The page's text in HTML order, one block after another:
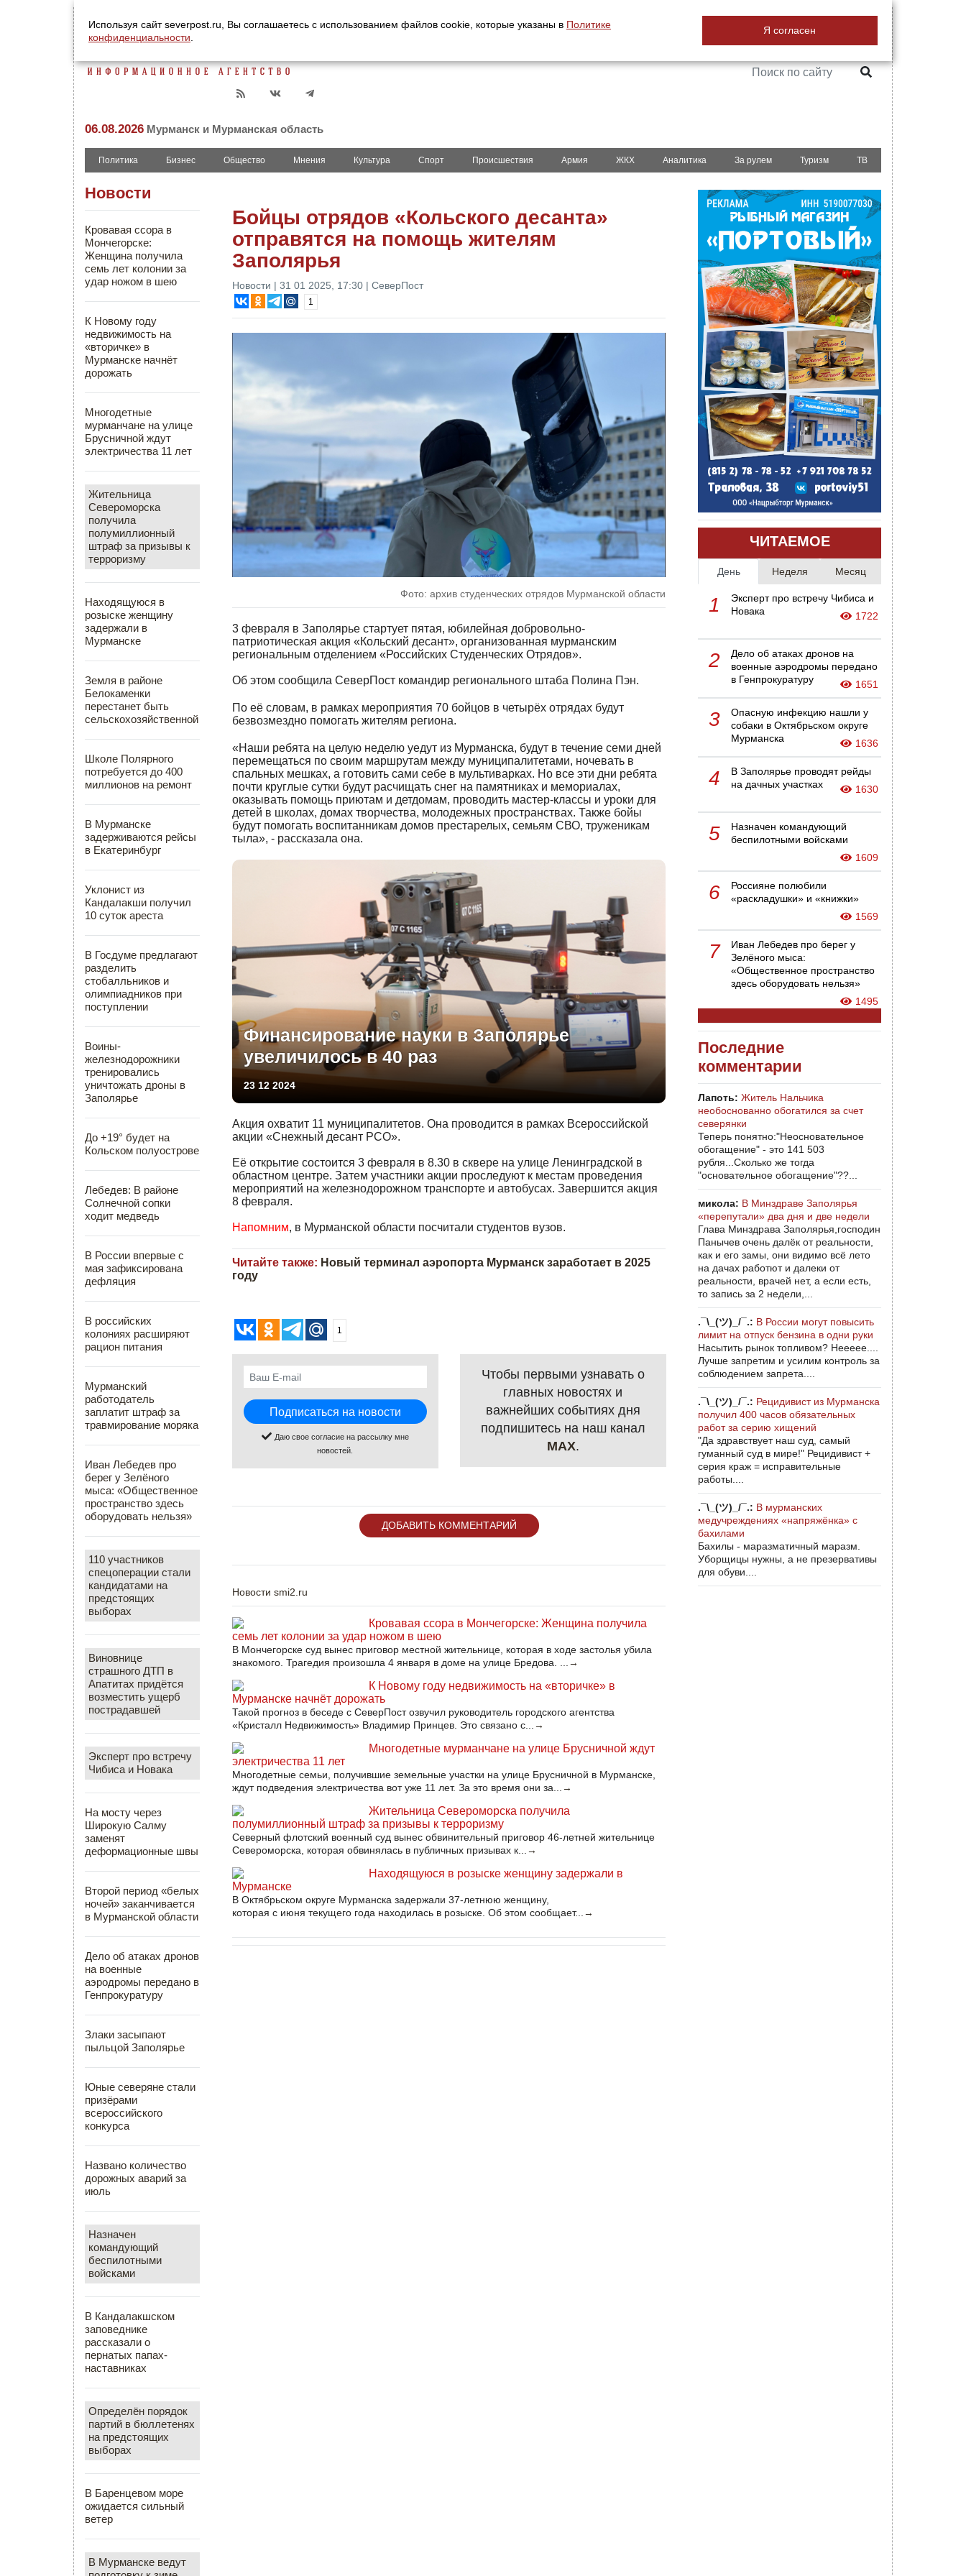
Используя сайт severpost.ru, Вы соглашаетесь с использованием файлов cookie, которые указаны в Политике
конфиденциальности
Я согласен
06.08.2026 Мурманск и Мурманская область
Политика Бизнес Общество Мнения Культура Спорт Происшествия Армия ЖКХ Аналитика За рулем Туризм ТВ
Новости
Кровавая ссора в
Мончегорске:
Женщина получила
семь лет колонии за
удар ножом в шею
К Новому году
недвижимость на
«вторичке» в
Мурманске начнёт
дорожать
Многодетные
мурманчане на улице
Брусничной ждут
электричества 11 лет
Жительница
Североморска
получила
полумиллионный
штраф за призывы к
терроризму
Находящуюся в
розыске женщину
задержали в
Мурманске
Земля в районе
Белокаменки
перестанет быть
сельскохозяйственной
Школе Полярного
потребуется до 400
миллионов на ремонт
В Мурманске
задерживаются рейсы
в Екатеринбург
Уклонист из
Кандалакши получил
10 суток ареста
В Госдуме предлагают
разделить
стобалльников и
олимпиадников при
поступлении
Воины-
железнодорожники
тренировались
уничтожать дроны в
Заполярье
До +19° будет на
Кольском полуострове
Лебедев: В районе
Солнечной сопки
ходит медведь
В России впервые с
мая зафиксирована
дефляция
В российских
колониях расширяют
рацион питания
Мурманский
работодатель
заплатит штраф за
травмирование моряка
Иван Лебедев про
берег у Зелёного
мыса: «Общественное
пространство здесь
оборудовать нельзя»
110 участников
спецоперации стали
кандидатами на
предстоящих
выборах
Виновнице
страшного ДТП в
Апатитах придётся
возместить ущерб
пострадавшей
Эксперт про встречу
Чибиса и Новака
На мосту через
Широкую Салму
заменят
деформационные швы
Второй период «белых
ночей» заканчивается
в Мурманской области
Дело об атаках дронов
на военные
аэродромы передано в
Генпрокуратуру
Злаки засыпают
пыльцой Заполярье
Юные северяне стали
призёрами
всероссийского
конкурса
Названо количество
дорожных аварий за
июль
Назначен
командующий
беспилотными
войсками
В Кандалакшском
заповеднике
рассказали о
пернатых папах-
наставниках
Определён порядок
партий в бюллетенях
на предстоящих
выборах
В Баренцевом море
ожидается сильный
ветер
В Мурманске ведут
Бойцы отрядов «Кольского десанта»
отправятся на помощь жителям
Заполярья
Новости | 31 01 2025, 17:30 | СеверПост
1
Фото: архив студенческих отрядов Мурманской области
3 февраля в Заполярье стартует пятая, юбилейная добровольно-
патриотическая акция «Кольский десант», организованная мурманским
региональным отделением «Российских Студенческих Отрядов».
Об этом сообщила СеверПост командир регионального штаба Полина Пэн.
По её словам, в рамках мероприятия 70 бойцов в четырёх отрядах будут
безвозмездно помогать жителям региона.
«Наши ребята на целую неделю уедут из Мурманска, будут в течение семи дней
перемещаться по своим маршрутам между муниципалитетами, ночевать в
спальных мешках, а готовить сами себе в мультиварках. Но все эти дни ребята
почти круглые сутки будут расчищать снег на памятниках и мемориалах,
оказывать помощь приютам и детдомам, проводить мастер-классы и уроки для
детей в школах, домах творчества, молодежных пространствах. Также бойы
будут помогать воспитанникам домов престарелых, семьям СВО, труженикам
тыла», - рассказала она.
Финансирование науки в Заполярье
увеличилось в 40 раз
23 12 2024
Акция охватит 11 муниципалитетов. Она проводится в рамках Всероссийской
акции «Снежный десант РСО».
Её открытие состоится 3 февраля в 8.30 в сквере на улице Ленинградской в
областном центре. Затем участники акции проследуют к местам проведения
мероприятий на железнодорожном транспорте и автобусах. Завершится акция
8 февраля.
Напомним, в Мурманской области посчитали студентов вузов.
Читайте также: Новый терминал аэропорта Мурманск заработает в 2025
году
1
Даю свое согласие на рассылку мне
новостей.
Чтобы первыми узнавать о
главных новостях и
важнейших событиях дня
подпишитесь на наш канал
MAX.
ДОБАВИТЬ КОММЕНТАРИЙ
Новости smi2.ru
Кровавая ссора в Мончегорске: Женщина получила
семь лет колонии за удар ножом в шею
В Мончегорске суд вынес приговор местной жительнице, которая в ходе застолья убила
знакомого. Трагедия произошла 4 января в доме на улице Бредова. ...→
К Новому году недвижимость на «вторичке» в
Мурманске начнёт дорожать
Такой прогноз в беседе с СеверПост озвучил руководитель городского агентства
«Кристалл Недвижимость» Владимир Принцев. Это связано с...→
Многодетные мурманчане на улице Брусничной ждут
электричества 11 лет
Многодетные семьи, получившие земельные участки на улице Брусничной в Мурманске,
ждут подведения электричества вот уже 11 лет. За это время они за...→
Жительница Североморска получила
полумиллионный штраф за призывы к терроризму
Северный флотский военный суд вынес обвинительный приговор 46-летней жительнице
Североморска, которая обвинялась в публичных призывах к...→
Находящуюся в розыске женщину задержали в
Мурманске
В Октябрьском округе Мурманска задержали 37-летнюю женщину,
которая с июня текущего года находилась в розыске. Об этом сообщает...→
ЧИТАЕМОЕ
День Неделя Месяц
1
Эксперт про встречу Чибиса и
Новака
1722
2
Дело об атаках дронов на
военные аэродромы передано
в Генпрокуратуру
1651
3
Опасную инфекцию нашли у
собаки в Октябрьском округе
Мурманска
1636
4
В Заполярье проводят рейды
на дачных участках
1630
5
Назначен командующий
беспилотными войсками
1609
6
Россияне полюбили
«раскладушки» и «книжки»
1569
7
Иван Лебедев про берег у
Зелёного мыса:
«Общественное пространство
здесь оборудовать нельзя»
1495
Последние
комментарии
Лапоть:Житель Нальчика
необоснованно обогатился за счет
северянки
Теперь понятно:"Неосновательное
обогащение" - это 141 503
рубля...Сколько же тогда
"основательное обогащение"??...
микола: В Минздраве Заполярья
«перепутали» два дня и две недели
Глава Минздрава Заполярья,господин
Панычев очень далёк от реальности,
как и его замы, они видимо всё лето
на дачах работют и далеки от
реальности, врачей нет, а если есть,
то запись за 2 недели,...
.¯\_(ツ)_/¯.: В России могут повысить
лимит на отпуск бензина в одни руки
Насытить рынок топливом? Неееее....
Лучше запретим и усилим контроль за
соблюдением запрета....
.¯\_(ツ)_/¯.: Рецидивист из Мурманска
получил 400 часов обязательных
работ за серию хищений
"Да здравствует наш суд, самый
гуманный суд в мире!" Рецидивист +
серия краж = исправительные
работы....
.¯\_(ツ)_/¯.: В мурманских
медучреждениях «напряжёнка» с
бахилами
Бахилы - маразматичный маразм.
Уборщицы нужны, а не презервативы
для обуви....